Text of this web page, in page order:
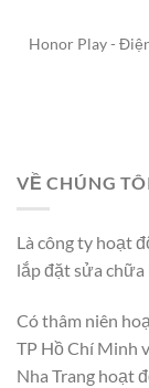
Honor Play -
VỀ CHÚNG
Là công ty hoạt
lắp đặt sửa
Có thâm niên
TP Hồ Chí Minh
Nha Trang hoạt